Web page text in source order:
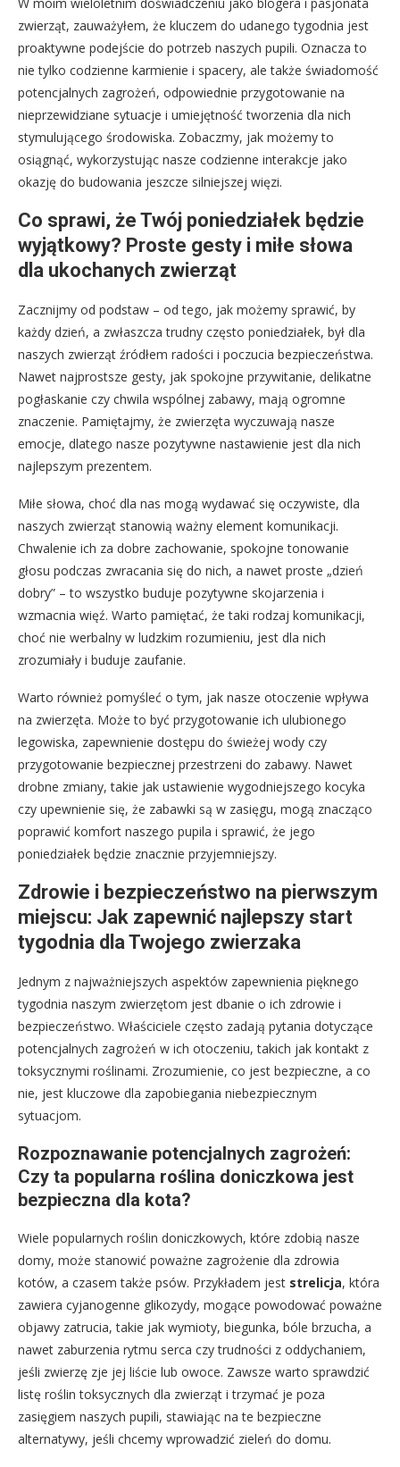
W moim wieloletnim doświadczeniu jako blogera i pasjonata
zwierząt, zauważyłem, że kluczem do udanego tygodnia jest
proaktywne podejście do potrzeb naszych pupili. Oznacza to
nie tylko codzienne karmienie i spacery, ale także świadomość
potencjalnych zagrożeń, odpowiednie przygotowanie na
nieprzewidziane sytuacje i umiejętność tworzenia dla nich
stymulującego środowiska. Zobaczmy, jak możemy to
osiągnąć, wykorzystując nasze codzienne interakcje jako
okazję do budowania jeszcze silniejszej więzi.
Co sprawi, że Twój poniedziałek będzie
wyjątkowy? Proste gesty i miłe słowa
dla ukochanych zwierząt
Zacznijmy od podstaw – od tego, jak możemy sprawić, by
każdy dzień, a zwłaszcza trudny często poniedziałek, był dla
naszych zwierząt źródłem radości i poczucia bezpieczeństwa.
Nawet najprostsze gesty, jak spokojne przywitanie, delikatne
pogłaskanie czy chwila wspólnej zabawy, mają ogromne
znaczenie. Pamiętajmy, że zwierzęta wyczuwają nasze
emocje, dlatego nasze pozytywne nastawienie jest dla nich
najlepszym prezentem.
Miłe słowa, choć dla nas mogą wydawać się oczywiste, dla
naszych zwierząt stanowią ważny element komunikacji.
Chwalenie ich za dobre zachowanie, spokojne tonowanie
głosu podczas zwracania się do nich, a nawet proste „dzień
dobry” – to wszystko buduje pozytywne skojarzenia i
wzmacnia więź. Warto pamiętać, że taki rodzaj komunikacji,
choć nie werbalny w ludzkim rozumieniu, jest dla nich
zrozumiały i buduje zaufanie.
Warto również pomyśleć o tym, jak nasze otoczenie wpływa
na zwierzęta. Może to być przygotowanie ich ulubionego
legowiska, zapewnienie dostępu do świeżej wody czy
przygotowanie bezpiecznej przestrzeni do zabawy. Nawet
drobne zmiany, takie jak ustawienie wygodniejszego kocyka
czy upewnienie się, że zabawki są w zasięgu, mogą znacząco
poprawić komfort naszego pupila i sprawić, że jego
poniedziałek będzie znacznie przyjemniejszy.
Zdrowie i bezpieczeństwo na pierwszym
miejscu: Jak zapewnić najlepszy start
tygodnia dla Twojego zwierzaka
Jednym z najważniejszych aspektów zapewnienia pięknego
tygodnia naszym zwierzętom jest dbanie o ich zdrowie i
bezpieczeństwo. Właściciele często zadają pytania dotyczące
potencjalnych zagrożeń w ich otoczeniu, takich jak kontakt z
toksycznymi roślinami. Zrozumienie, co jest bezpieczne, a co
nie, jest kluczowe dla zapobiegania niebezpiecznym
sytuacjom.
Rozpoznawanie potencjalnych zagrożeń:
Czy ta popularna roślina doniczkowa jest
bezpieczna dla kota?
Wiele popularnych roślin doniczkowych, które zdobią nasze
domy, może stanowić poważne zagrożenie dla zdrowia
kotów, a czasem także psów. Przykładem jest strelicja, która
zawiera cyjanogenne glikozydy, mogące powodować poważne
objawy zatrucia, takie jak wymioty, biegunka, bóle brzucha, a
nawet zaburzenia rytmu serca czy trudności z oddychaniem,
jeśli zwierzę zje jej liście lub owoce. Zawsze warto sprawdzić
listę roślin toksycznych dla zwierząt i trzymać je poza
zasięgiem naszych pupili, stawiając na te bezpieczne
alternatywy, jeśli chcemy wprowadzić zieleń do domu.